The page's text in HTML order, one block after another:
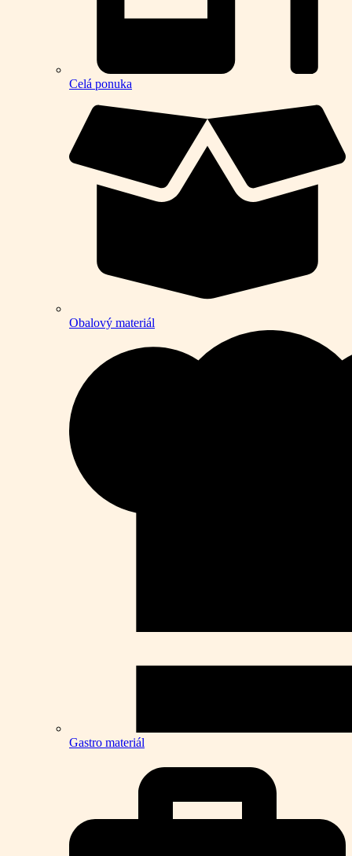
Celá ponuka
Obalový materiál
Gastro materiál